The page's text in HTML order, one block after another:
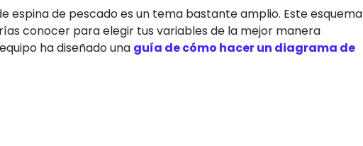
espina de pescado es un tema bastante amplio. Este esquema
conocer para elegir tus variables de la mejor manera
ha diseñado una guía de cómo hacer un diagrama de